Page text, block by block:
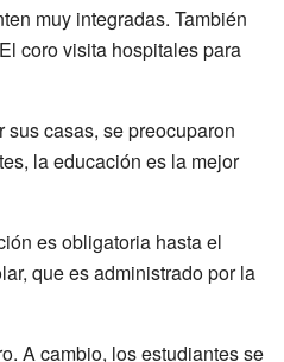
muy integradas. También
coro visita hospitales para
casas, se preocuparon
la educación es la mejor
es obligatoria hasta el
que es administrado por la
A cambio, los estudiantes se